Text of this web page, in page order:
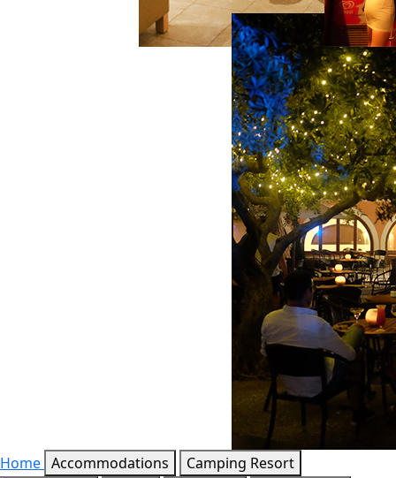
Home Accommodations
Camping Resort